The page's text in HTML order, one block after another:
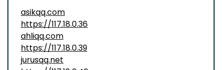
asikqq.com
https://117.18.0.36
ahliqq.com
https://117.18.0.39
jurusqq.net